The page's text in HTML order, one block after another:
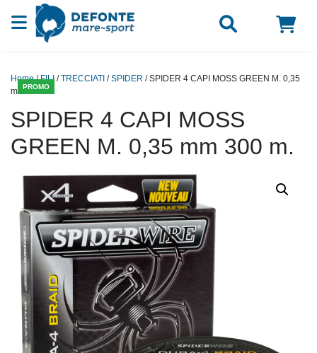
Vai al contenuto
PROMO
Home/FILI /TRECCIATI /SPIDER / SPIDER 4 CAPI MOSS GREEN M. 0,35
mm 300 m.
SPIDER 4 CAPI MOSS
GREEN M. 0,35 mm 300 m.